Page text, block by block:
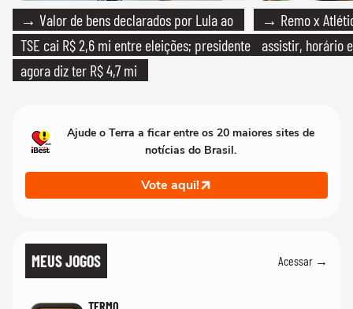
→ Valor de bens declarados por Lula ao
TSE cai R$ 2,6 mi entre eleições; presidente
agora diz ter R$ 4,7 mi
→ Remo x
assistir, horário
Ajude o Terra a ficar entre os 20 maiores sites de
notícias do Brasil.
Vote aqui!
MEUS JOGOS Acessar →
TERMO